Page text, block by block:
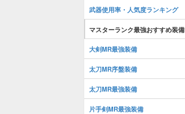
武器使用率・人気度ランキング
マスターランク最強おすすめ装備
大剣MR最強装備
太刀MR序盤装備
太刀MR最強装備
片手剣MR最強装備